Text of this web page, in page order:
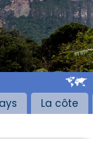
La côte